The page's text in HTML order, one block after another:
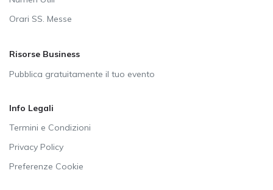
Orari SS. Messe
Risorse Business
Pubblica gratuitamente il tuo evento
Info Legali
Termini e Condizioni
Privacy Policy
Preferenze Cookie